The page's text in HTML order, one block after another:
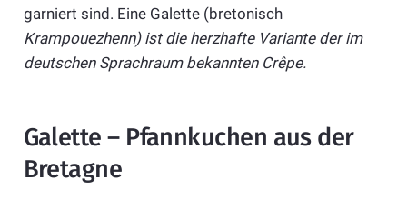
garniert sind. Eine Galette (bretonisch
Krampouezhenn) ist die herzhafte Variante der im
deutschen Sprachraum bekannten Crêpe.
Galette – Pfannkuchen aus der
Bretagne